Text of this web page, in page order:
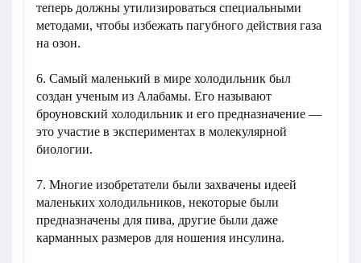
теперь должны утилизироваться специальными
методами, чтобы избежать пагубного действия газа
на озон.
6. Самый маленький в мире холодильник был
создан ученым из Алабамы. Его называют
броуновский холодильник и его предназначение —
это участие в экспериментах в молекулярной
биологии.
7. Многие изобретатели были захвачены идеей
маленьких холодильников, некоторые были
предназначены для пива, другие были даже
карманных размеров для ношения инсулина.